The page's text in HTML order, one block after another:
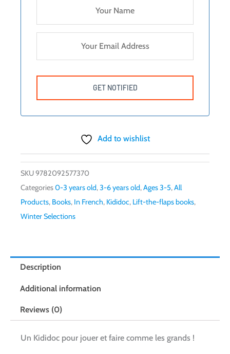
Add to wishlist
SKU9782092577370
Categories0-3 years old,3-6 years old,Ages 3-5,All
Products, Books, In French, Kididoc, Lift-the-flaps books,
Winter Selections
Description
Additional information
Reviews (0)
Un Kididoc pour jouer et faire comme les grands !